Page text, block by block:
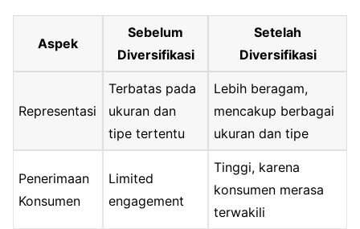
Aspek
Sebelum
Diversifikasi
Setelah
Diversifikasi
Representasi
Terbatas pada
ukuran dan
tipe tertentu
Lebih beragam,
mencakup berbagai
ukuran dan tipe
Penerimaan
Konsumen
Limited
engagement
Tinggi, karena
konsumen merasa
terwakili